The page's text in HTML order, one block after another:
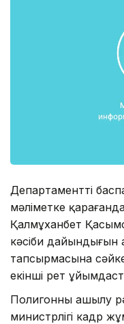
Департаменттің
мәліметке
Қалмұханбет
кәсіби дайындығын
тапсырмасына
екінші рет
Полигонның ашылу
министрлігі кадр